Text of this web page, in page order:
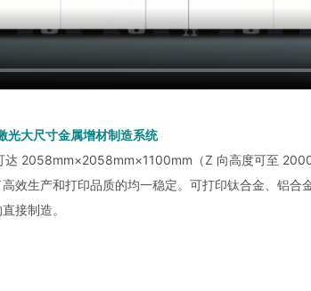
大尺寸金属增材制造系统
达 2058mm×2058mm×1100mm（Z 向高度可至
效生产和打印品质的均一稳定。可打印钛合金、铝
接制造。